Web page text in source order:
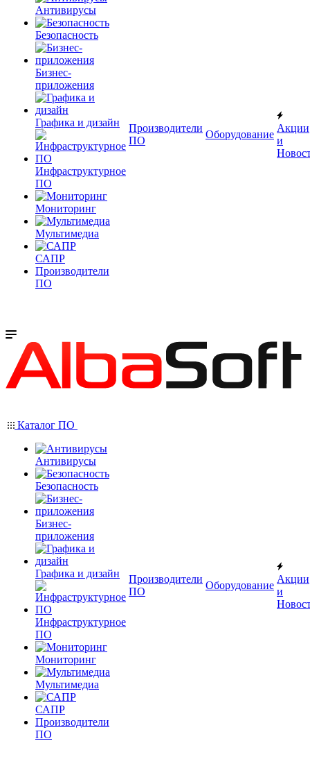
Антивирусы
Безопасность
Бизнес-
приложения
Графика и дизайн
Инфраструктурное
ПО
Мониторинг
Мультимедиа
САПР
Производители
ПО
Производители
ПО
Оборудование
Акции
и
Каталог ПО
Антивирусы
Безопасность
Бизнес-
приложения
Графика и дизайн
Инфраструктурное
ПО
Мониторинг
Мультимедиа
САПР
Производители
ПО
Производители
ПО
Оборудование
Акции
и